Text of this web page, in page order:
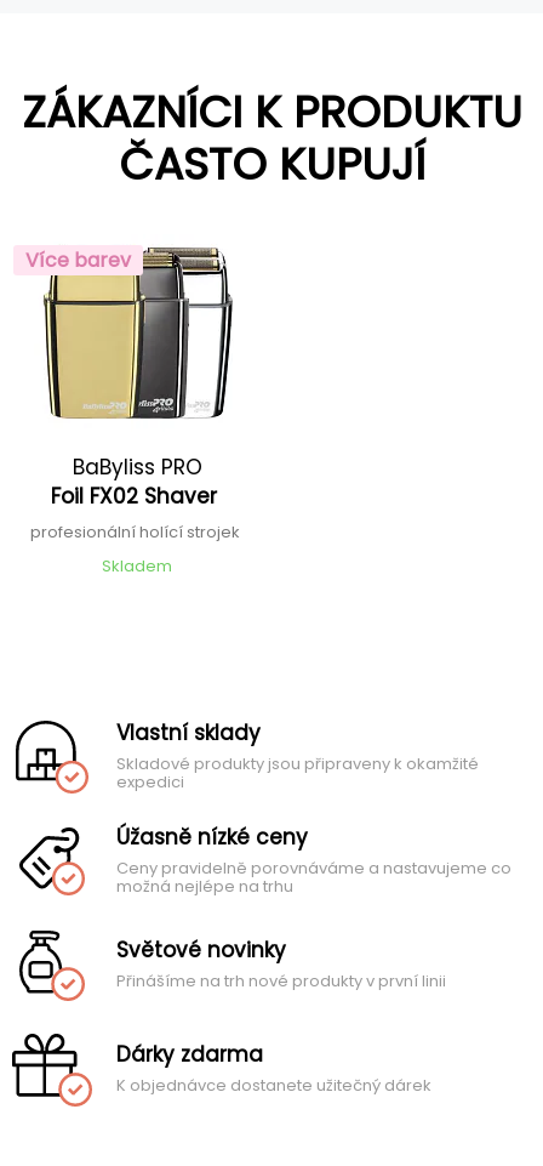
ZÁKAZNÍCI K PRODUKTU
ČASTO KUPUJÍ
Více barev
BaByliss PRO
Foil FX02 Shaver
profesionální holící strojek
Skladem
Vlastní sklady
Skladové produkty jsou připraveny k okamžité
expedici
Úžasně nízké ceny
Ceny pravidelně porovnáváme a nastavujeme co
možná nejlépe na trhu
Světové novinky
Přinášíme na trh nové produkty v první linii
Dárky zdarma
K objednávce dostanete užitečný dárek